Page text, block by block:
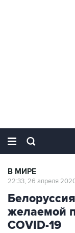
В МИРЕ
22:33, 26 апреля
желаемой
COVID-19